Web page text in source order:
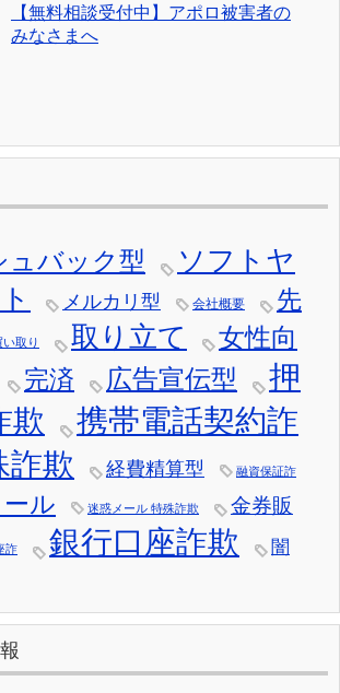
【無料相談受付中】アポロ被害者の
みなさまへ
ュバック型
ソフトヤ
メルカリ型 会社概要
先
い取り 取り立て
女性向
完済 広告宣伝型
押
欺
携帯電話契約詐
詐欺 経費精算型 融資保証詐
ル 迷惑メール 特殊詐欺
金券販
詐 銀行口座詐欺
闇